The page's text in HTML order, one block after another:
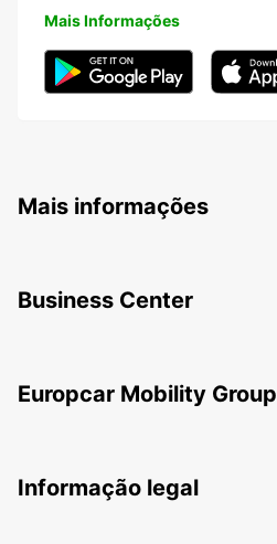
Mais Informações
Mais informações
Business Center
Europcar Mobility Group
Informação legal